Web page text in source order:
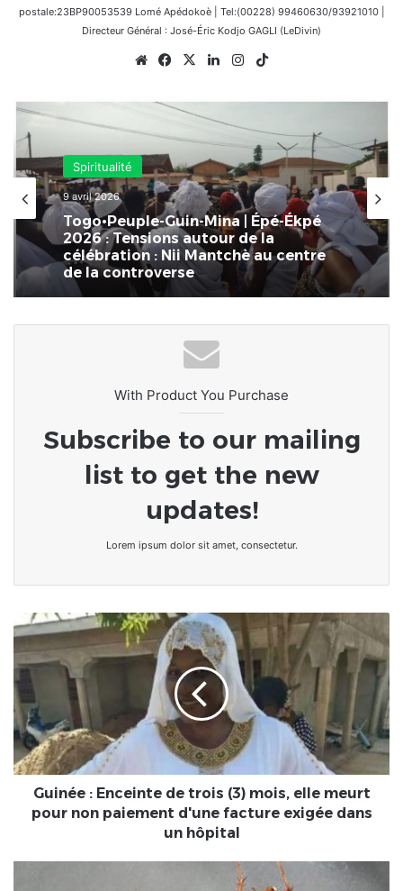
postale:23BP90053539 Lomé Apédokoè | Tel:(00228) 99460630/93921010 |
Directeur Général : José-Éric Kodjo GAGLI (LeDivin)
WebsiteFacebook
X LinkedinInstagram
Spiritualité
9 avril 2026
Togo•Peuple-Guin-Mina | Épé-Ékpé
2026 : Tensions autour de la
célébration : Nii Mantchè au centre
de la controverse
With Product You Purchase
Subscribe to our mailing
list to get the new
updates!
Lorem ipsum dolor sit amet, consectetur.
Guinée
:
Enceinte
trois
(3)
mois,
elle
meurt
Guinée : Enceinte de trois (3) mois, elle meurt
pour non paiement d'une facture exigée dans
un hôpital